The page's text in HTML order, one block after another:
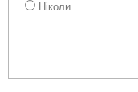
Ніколи